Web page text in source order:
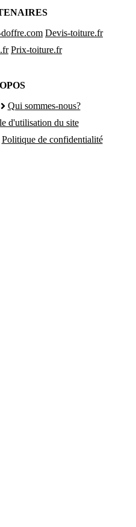
Devis-toiture.fr
Prix-toiture.fr
Qui sommes-nous?
d'utilisation du site
Politique de confidentialité